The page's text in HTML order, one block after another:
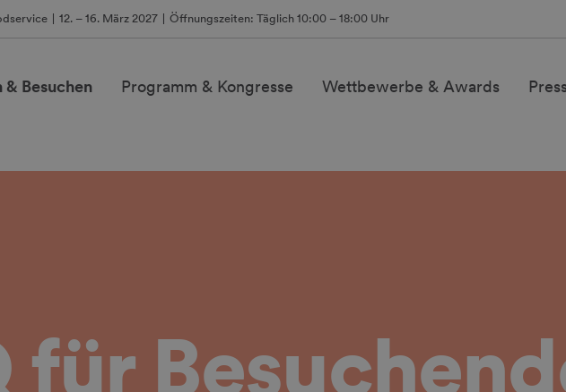
12. – 16. März 2027 Öffnungszeiten: Täglich 10:00 – 18:00 Uhr
Besuchen Programm & Kongresse Wettbewerbe & Awards
für